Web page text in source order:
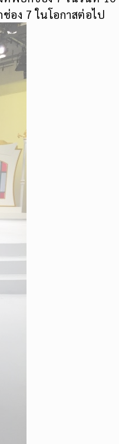
อง 7 ในโอกาสต่อไป